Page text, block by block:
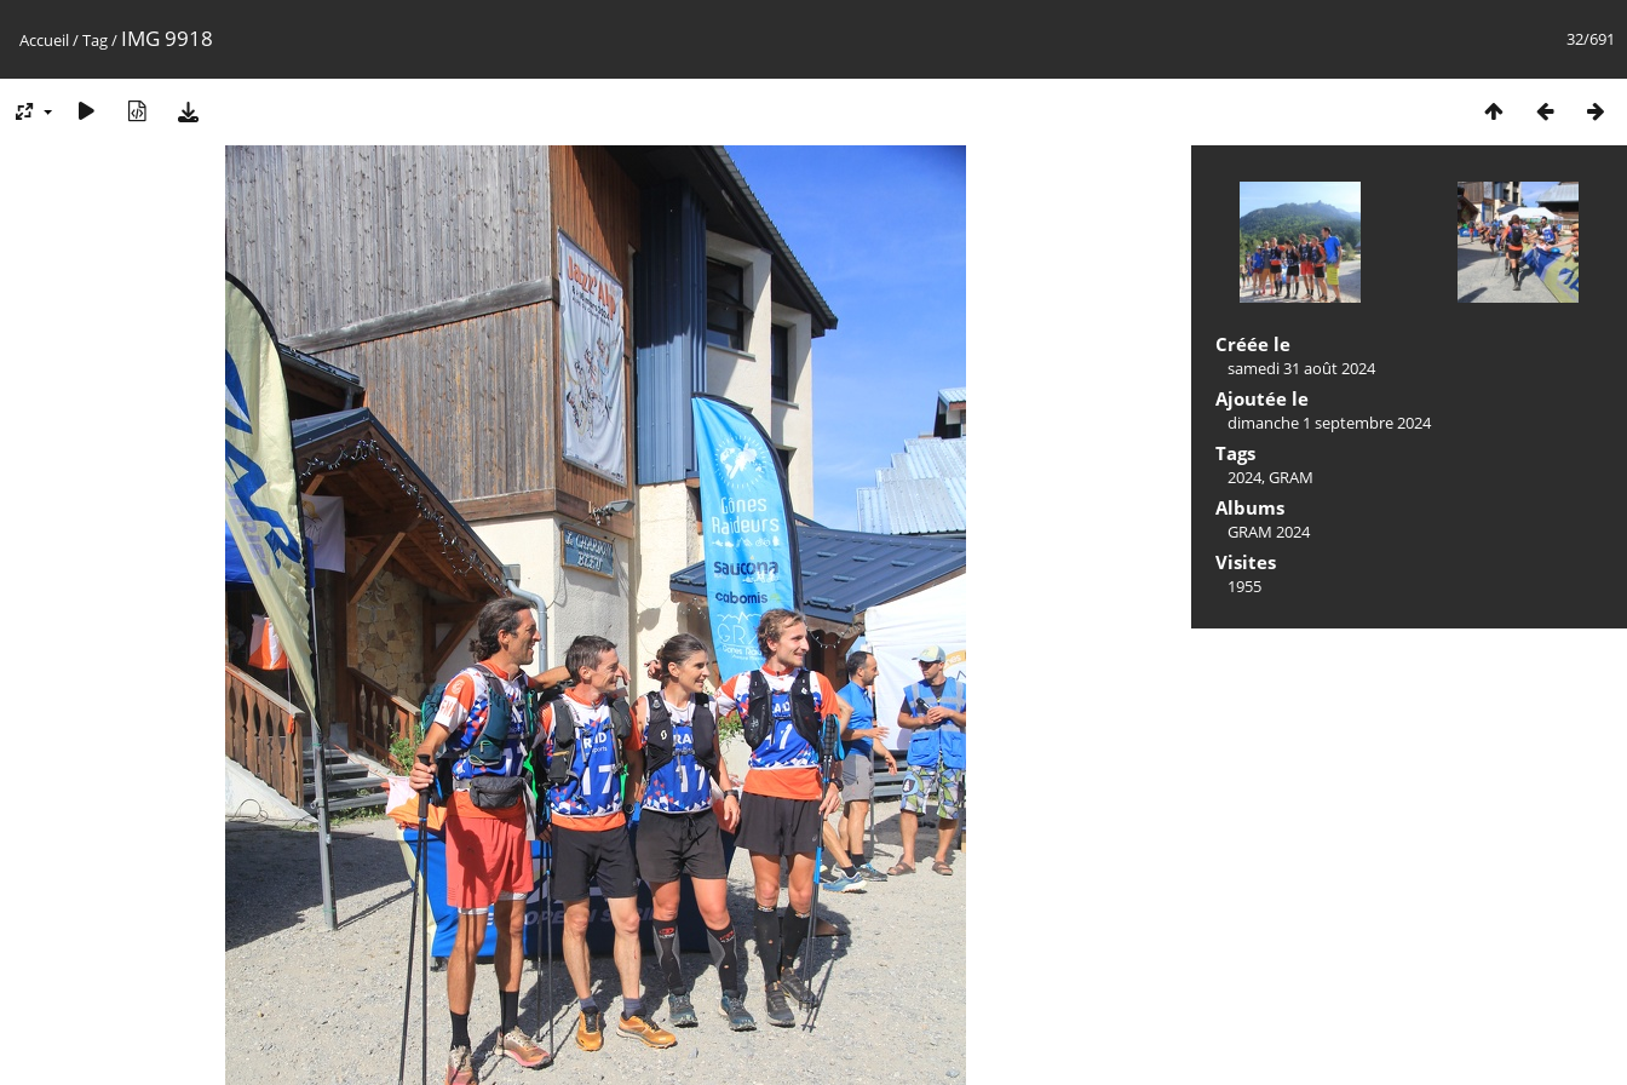
32/691
Accueil/Tag/ IMG 9918
Créée le
samedi 31 août 2024
Ajoutée le
dimanche 1 septembre 2024
Tags
2024,GRAM
Albums
GRAM 2024
Visites
1955